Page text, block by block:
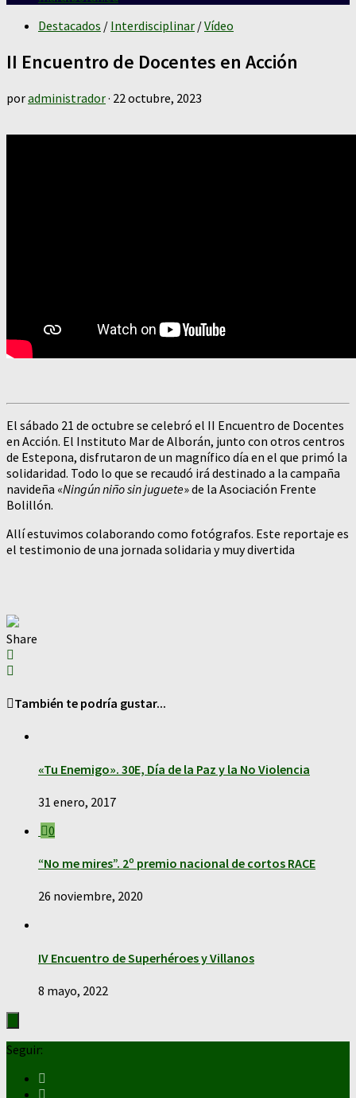
Destacados / Interdisciplinar /Vídeo
II Encuentro de Docentes en Acción
poradministrador· 22 octubre, 2023
El sábado 21 de octubre se celebró el II Encuentro de Docentes
en Acción. El Instituto Mar de Alborán, junto con otros centros
de Estepona, disfrutaron de un magnífico día en el que primó la
solidaridad. Todo lo que se recaudó irá destinado a la campaña
navideña «Ningún niño sin juguete» de la Asociación Frente
Bolillón.
Allí estuvimos colaborando como fotógrafos. Este reportaje es
el testimonio de una jornada solidaria y muy divertida
Share
También te podría gustar...
«Tu Enemigo». 30E, Día de la Paz y la No Violencia
31 enero, 2017
0
“No me mires”. 2º premio nacional de cortos RACE
26 noviembre, 2020
IV Encuentro de Superhéroes y Villanos
8 mayo, 2022
Seguir: